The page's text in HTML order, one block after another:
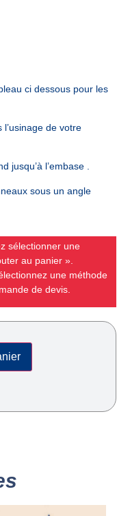
ci dessous pour les
l’usinage de votre
jusqu’à l’embase .
sous un angle
sélectionner une
au panier ».
une méthode
de devis.